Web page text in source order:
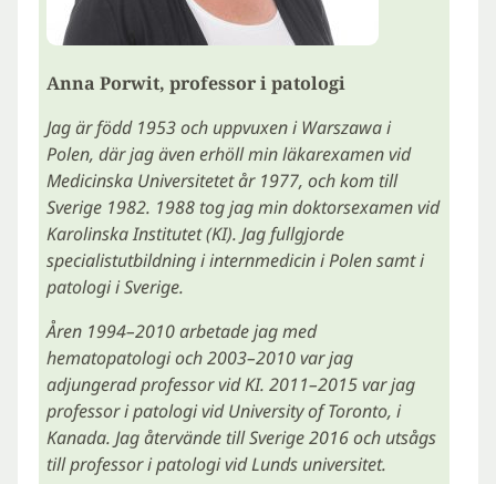
Anna Porwit, professor i patologi
Jag är född 1953 och uppvuxen i Warszawa i
Polen, där jag även erhöll min läkarexamen vid
Medicinska Universitetet år 1977, och kom till
Sverige 1982. 1988 tog jag min doktorsexamen vid
Karolinska Institutet (KI). Jag fullgjorde
specialistutbildning i internmedicin i Polen samt i
patologi i Sverige.
Åren 1994–2010 arbetade jag med
hematopatologi och 2003–2010 var jag
adjungerad professor vid KI. 2011–2015 var jag
professor i patologi vid University of Toronto, i
Kanada. Jag återvände till Sverige 2016 och utsågs
till professor i patologi vid Lunds universitet.